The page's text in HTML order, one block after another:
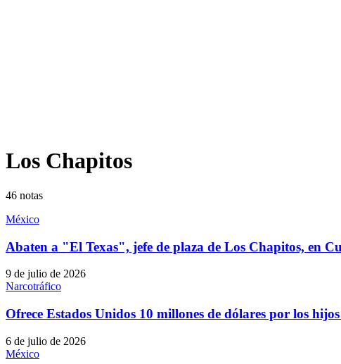
Los Chapitos
46 notas
México
Abaten a "El Texas", jefe de plaza de Los Chapitos, en
9 de julio de 2026
Narcotráfico
Ofrece Estados Unidos 10 millones de dólares por los
6 de julio de 2026
México